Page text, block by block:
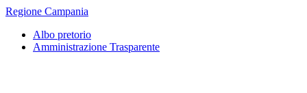
Regione Campania
Albo pretorio
Amministrazione Trasparente